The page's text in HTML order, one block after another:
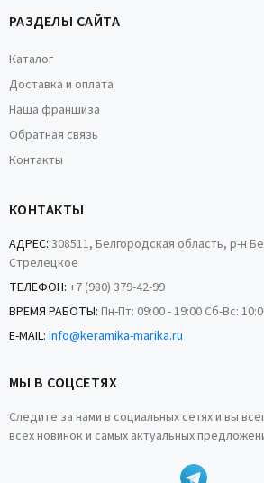
РАЗДЕЛЫ САЙТА
Каталог
Доставка и оплата
Наша франшиза
Обратная связь
Контакты
КОНТАКТЫ
АДРЕС: 308511, Белгородская область, р-н
Стрелецкое
ТЕЛЕФОН: +7 (980) 379-42-99
ВРЕМЯ РАБОТЫ: Пн-Пт: 09:00 - 19:00 Сб-Вс:
E-MAIL: info@keramika-marika.ru
МЫ В СОЦСЕТЯХ
Следите за нами в социальных сетях и вы
всех новинок и самых актуальных